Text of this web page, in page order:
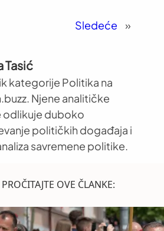
Sledeće »
Tasić
kategorije Politika na
Njene analitičke
odlikuje duboko
političkih događaja i
savremene politike.
OVE ČLANKE: